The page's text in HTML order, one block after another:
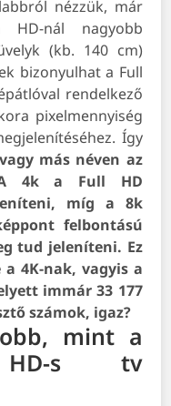
nézzük, már
nál nagyobb
(kb. 140 cm)
bizonyulhat a Full
rendelkező
pixelmennyiség
Így
más néven az
4k a Full HD
míg a 8k
felbontású
tud jeleníteni. Ez
a 4K-nak, vagyis a
immár 33 177
számok, igaz?
mint a
HD-s tv